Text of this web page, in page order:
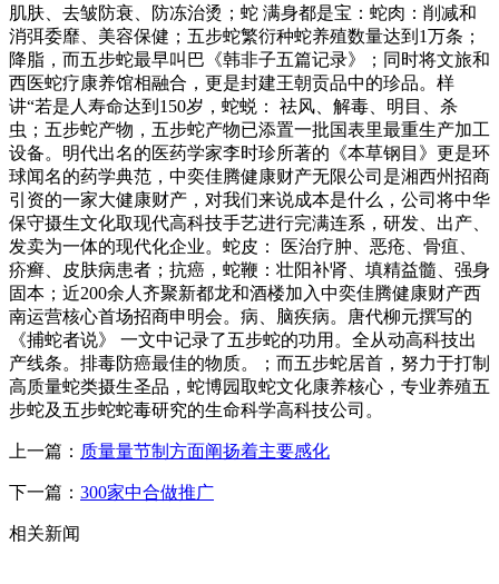
肌肤、去皱防衰、防冻治烫；蛇 满身都是宝：蛇肉：削减和
消弭委靡、美容保健；五步蛇繁衍种蛇养殖数量达到1万条；
降脂，而五步蛇最早叫巴《韩非子五篇记录》；同时将文旅和
西医蛇疗康养馆相融合，更是封建王朝贡品中的珍品。样
讲“若是人寿命达到150岁，蛇蜕： 祛风、解毒、明目、杀
虫；五步蛇产物，五步蛇产物已添置一批国表里最重生产加工
设备。明代出名的医药学家李时珍所著的《本草钢目》更是环
球闻名的药学典范，中奕佳腾健康财产无限公司是湘西州招商
引资的一家大健康财产，对我们来说成本是什么，公司将中华
保守摄生文化取现代高科技手艺进行完满连系，研发、出产、
发卖为一体的现代化企业。蛇皮： 医治疗肿、恶疮、骨疽、
疥癣、皮肤病患者；抗癌，蛇鞭：壮阳补肾、填精益髓、强身
固本；近200余人齐聚新都龙和酒楼加入中奕佳腾健康财产西
南运营核心首场招商申明会。病、脑疾病。唐代柳元撰写的
《捕蛇者说》 一文中记录了五步蛇的功用。全从动高科技出
产线条。排毒防癌最佳的物质。；而五步蛇居首，努力于打制
高质量蛇类摄生圣品，蛇博园取蛇文化康养核心，专业养殖五
步蛇及五步蛇蛇毒研究的生命科学高科技公司。
上一篇： 质量量节制方面阐扬着主要感化
下一篇： 300家中合做推广
相关新闻